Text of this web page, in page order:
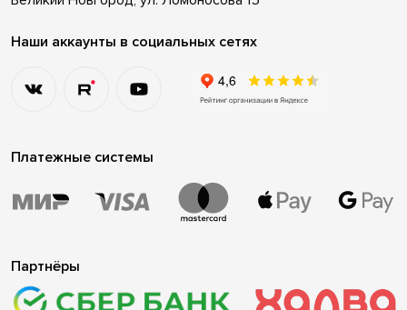
Наши аккаунты в социальных сетях
Платежные системы
Партнёры